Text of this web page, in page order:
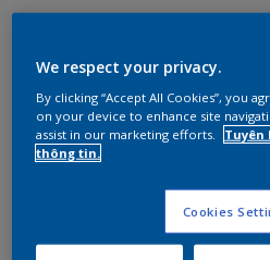
We respect your privacy.
By clicking “Accept All Cookies”, you
on your device to enhance site
assist in our marketing efforts.
Tuyên
thông tin.
Cookies